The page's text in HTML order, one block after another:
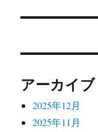
稿:
アーカイブ
2025年12月
2025年11月